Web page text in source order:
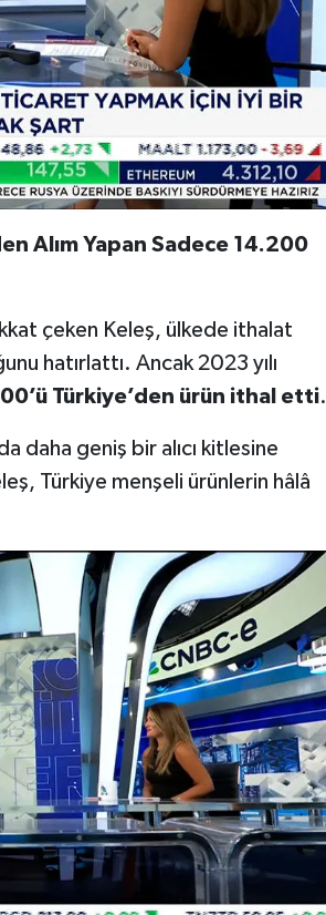
Alım Yapan Sadece 14.200
çeken Keleş, ülkede ithalat
hatırlattı. Ancak 2023 yılı
Türkiye’den ürün ithal etti.
daha geniş bir alıcı kitlesine
Türkiye menşeli ürünlerin hâlâ